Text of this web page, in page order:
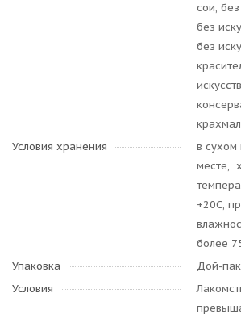
сои,
без
без
Условия хранения
в сухом
месте,
+20С,
более
Упаковка
Дой-
Условия